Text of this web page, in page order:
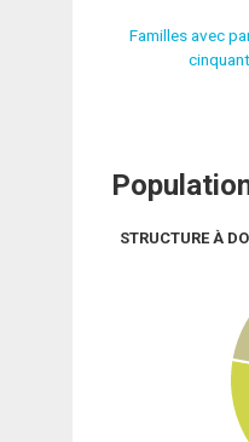
Familles avec
STRUCTURE À